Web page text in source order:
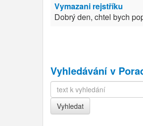
Vymazani rejstříku
Dobrý den, chtel bych
Vyhledávání v